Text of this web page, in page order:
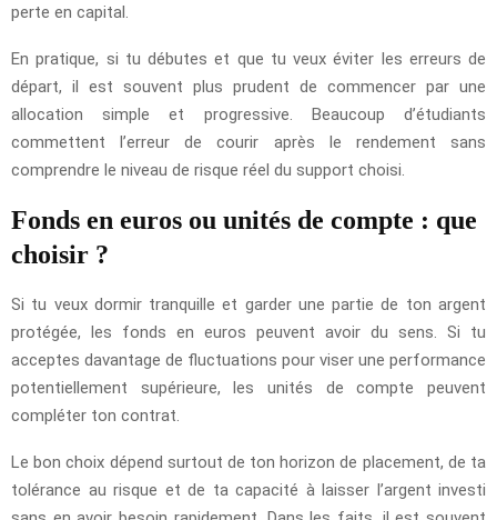
perte en capital.
En pratique, si tu débutes et que tu veux éviter les erreurs de
départ, il est souvent plus prudent de commencer par une
allocation simple et progressive. Beaucoup d’étudiants
commettent l’erreur de courir après le rendement sans
comprendre le niveau de risque réel du support choisi.
Fonds en euros ou unités de compte : que
choisir ?
Si tu veux dormir tranquille et garder une partie de ton argent
protégée, les fonds en euros peuvent avoir du sens. Si tu
acceptes davantage de fluctuations pour viser une performance
potentiellement supérieure, les unités de compte peuvent
compléter ton contrat.
Le bon choix dépend surtout de ton horizon de placement, de ta
tolérance au risque et de ta capacité à laisser l’argent investi